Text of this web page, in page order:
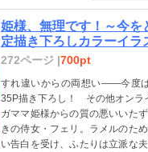
姫様、無理です！～今を
定描き下ろしカラーイラ
272ページ |700pt
すれ違いからの両想い――今度
35P描き下ろし！ その他オン
ガママ姫様からの質の悪いいた
きの侍女・フェリ。ラメルのた
い告白を受け、ふたりは立派